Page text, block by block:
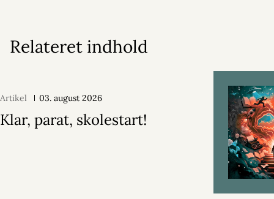
Relateret indhold
Artikel 03. august 2026
Klar, parat, skolestart!